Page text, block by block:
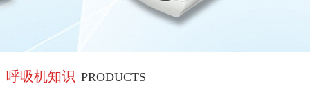
呼吸机知识 PRODUCTS